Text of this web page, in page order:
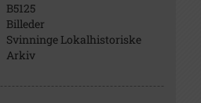
B5125
Billeder
Svinninge Lokalhistoriske
Arkiv